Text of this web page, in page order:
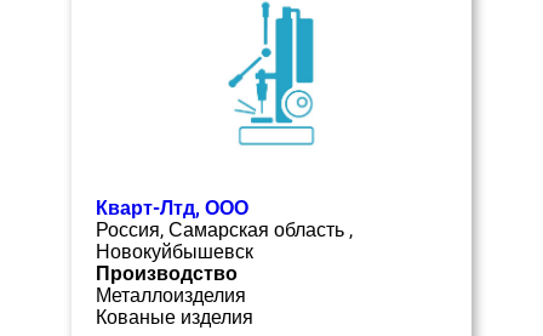
Кварт-Лтд, ООО
Россия, Самарская область ,
Новокуйбышевск
Производство
Металлоизделия
Кованые изделия